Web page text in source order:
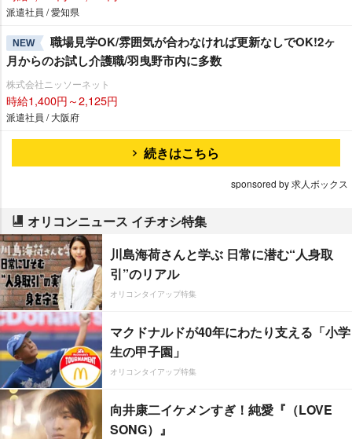
派遣社員 / 愛知県
NEW
職場見学OK/雰囲気が合わなければ更新なしでOK!2ヶ
月からのお試し介護職/羽曳野市内に多数
株式会社ニッソーネット
時給1,400円～2,125円
派遣社員 / 大阪府
続きはこちら
sponsored by 求人ボックス
オリコンニュース イチオシ特集
川島海荷さんと学ぶ 日常に潜む“人身取
引”のリアル
オリコンタイアップ特集
マクドナルドが40年にわたり支える「小学
生の甲子園」
オリコンタイアップ特集
向井康二イケメンすぎ！純愛『（LOVE
SONG）』